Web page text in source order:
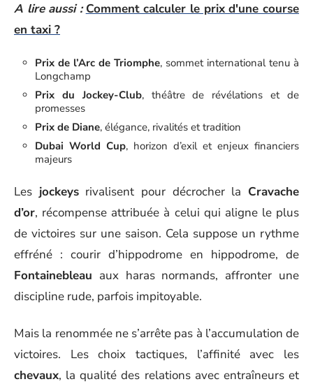
A lire aussi : Comment calculer le prix d'une course
en taxi ?
Prix de l’Arc de Triomphe, sommet international tenu à
Longchamp
Prix du Jockey-Club, théâtre de révélations et de
promesses
Prix de Diane, élégance, rivalités et tradition
Dubai World Cup, horizon d’exil et enjeux financiers
majeurs
Les jockeysrivalisent pour décrocher la Cravache
d’or, récompense attribuée à celui qui aligne le plus
de victoires sur une saison. Cela suppose un rythme
effréné : courir d’hippodrome en hippodrome, de
Fontainebleau aux haras normands, affronter une
discipline rude, parfois impitoyable.
Mais la renommée ne s’arrête pas à l’accumulation de
victoires. Les choix tactiques, l’affinité avec les
chevaux, la qualité des relations avec entraîneurs et